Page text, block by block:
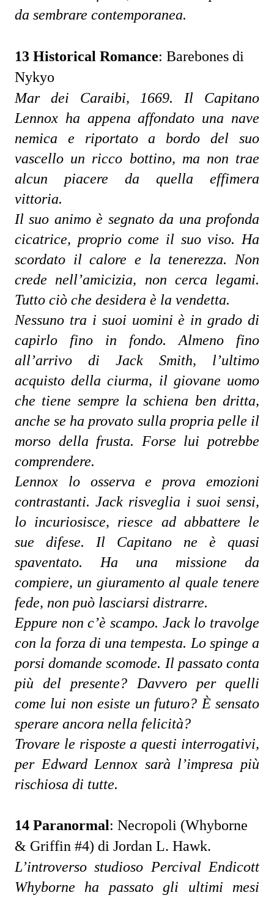
da sembrare contemporanea.
13 Historical Romance: Barebones di
Nykyo
Mar dei Caraibi, 1669. Il Capitano
Lennox ha appena affondato una nave
nemica e riportato a bordo del suo
vascello un ricco bottino, ma non trae
alcun piacere da quella effimera
vittoria.
Il suo animo è segnato da una profonda
cicatrice, proprio come il suo viso. Ha
scordato il calore e la tenerezza. Non
crede nell’amicizia, non cerca legami.
Tutto ciò che desidera è la vendetta.
Nessuno tra i suoi uomini è in grado di
capirlo fino in fondo. Almeno fino
all’arrivo di Jack Smith, l’ultimo
acquisto della ciurma, il giovane uomo
che tiene sempre la schiena ben dritta,
anche se ha provato sulla propria pelle il
morso della frusta. Forse lui potrebbe
comprendere.
Lennox lo osserva e prova emozioni
contrastanti. Jack risveglia i suoi sensi,
lo incuriosisce, riesce ad abbattere le
sue difese. Il Capitano ne è quasi
spaventato. Ha una missione da
compiere, un giuramento al quale tenere
fede, non può lasciarsi distrarre.
Eppure non c’è scampo. Jack lo travolge
con la forza di una tempesta. Lo spinge a
porsi domande scomode. Il passato conta
più del presente? Davvero per quelli
come lui non esiste un futuro? È sensato
sperare ancora nella felicità?
Trovare le risposte a questi interrogativi,
per Edward Lennox sarà l’impresa più
rischiosa di tutte.
14 Paranormal: Necropoli (Whyborne
& Griffin #4) di Jordan L. Hawk.
L’introverso studioso Percival Endicott
Whyborne ha passato gli ultimi mesi